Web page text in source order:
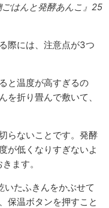
はんと発酵あんこ』25
際には、注意点が3つ
と温度が高すぎるの
を折り畳んで敷いて、
らないことです。発酵
が低くなりすぎないよ
ます。
たふきんをかぶせて
保温ボタンを押すこと